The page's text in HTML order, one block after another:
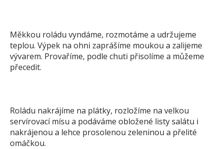
Měkkou roládu vyndáme, rozmotáme a udržujeme
teplou. Výpek na ohni zaprášíme moukou a zalijeme
vývarem. Provaříme, podle chuti přisolíme a můžeme
přecedit.
Roládu nakrájíme na plátky, rozložíme na velkou
servírovací mísu a podáváme obložené listy salátu i
nakrájenou a lehce prosolenou zeleninou a přelité
omáčkou.